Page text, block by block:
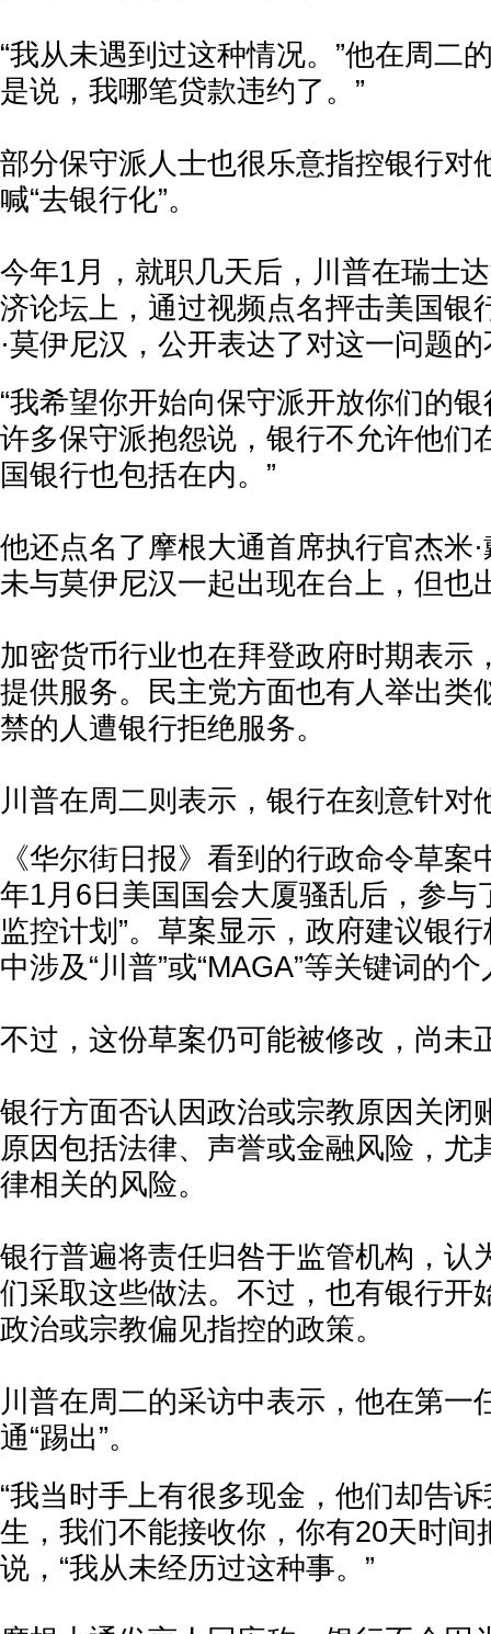
“我从未遇到过这种情况。”他在周二
是说，我哪笔贷款违约了。”
部分保守派人士也很乐意指控银行对
喊“去银行化”。
今年1月，就职几天后，川普在瑞士
济论坛上，通过视频点名抨击美国银
·莫伊尼汉，公开表达了对这一问题
“我希望你开始向保守派开放你们的银
许多保守派抱怨说，银行不允许他们
国银行也包括在内。”
他还点名了摩根大通首席执行官杰米
未与莫伊尼汉一起出现在台上，但也
加密货币行业也在拜登政府时期表示
提供服务。民主党方面也有人举出类
禁的人遭银行拒绝服务。
川普在周二则表示，银行在刻意针对
《华尔街日报》看到的行政命令草案
年1月6日美国国会大厦骚乱后，参与
监控计划”。草案显示，政府建议银
中涉及“川普”或“MAGA”等关键词的个
不过，这份草案仍可能被修改，尚未
银行方面否认因政治或宗教原因关闭
原因包括法律、声誉或金融风险，尤
律相关的风险。
银行普遍将责任归咎于监管机构，认
们采取这些做法。不过，也有银行开
政治或宗教偏见指控的政策。
川普在周二的采访中表示，他在第一
通“踢出”。
“我当时手上有很多现金，他们却告诉
生，我们不能接收你，你有20天时间
说，“我从未经历过这种事。”